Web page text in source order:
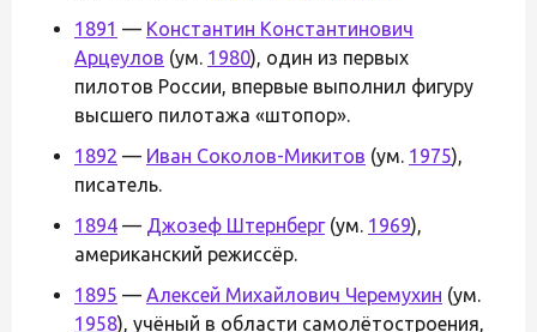
1891 — Константин Константинович
Арцеулов (ум. 1980), один из первых
пилотов России, впервые выполнил фигуру
высшего пилотажа «штопор».
1892 — Иван Соколов-Микитов (ум. 1975),
писатель.
1894 — Джозеф Штернберг(ум. 1969),
американский режиссёр.
1895 — Алексей Михайлович Черемухин (ум.
1958), учёный в области самолётостроения,